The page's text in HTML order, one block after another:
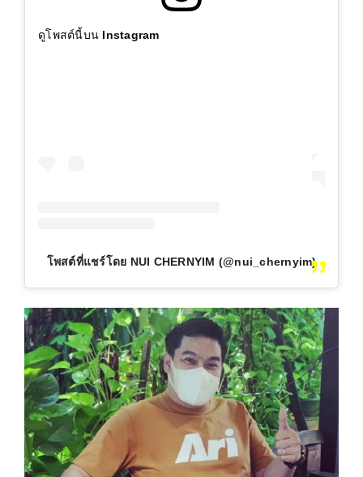
ดูโพสต์นี้บน Instagram
โพสต์ที่แชร์โดย NUI CHERNYIM (@nui_chernyim)